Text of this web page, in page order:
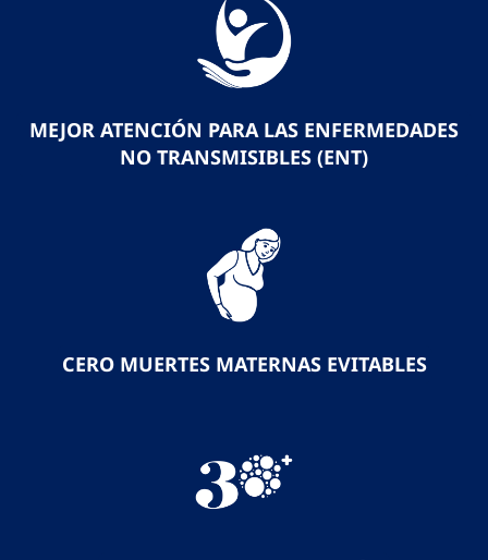
MEJOR ATENCIÓN PARA LAS ENFERMEDADES
NO TRANSMISIBLES (ENT)
CERO MUERTES MATERNAS EVITABLES